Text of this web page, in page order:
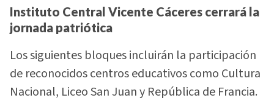
Instituto Central Vicente Cáceres cerrará la
jornada patriótica
Los siguientes bloques incluirán la participación
de reconocidos centros educativos como Cultura
Nacional, Liceo San Juan y República de Francia.